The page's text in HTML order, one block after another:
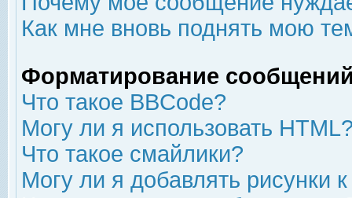
Как мне вновь поднять мою
Форматирование
Что такое BBCode?
Могу ли я использовать
Что такое смайлики?
Могу ли я добавлять рисунки